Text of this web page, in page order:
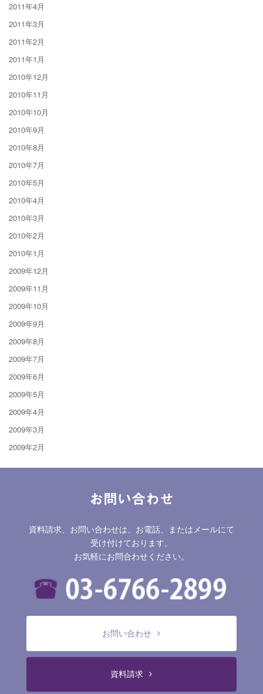
2011年4月
2011年3月
2011年2月
2011年1月
2010年12月
2010年11月
2010年10月
2010年9月
2010年8月
2010年7月
2010年5月
2010年4月
2010年3月
2010年2月
2010年1月
2009年12月
2009年11月
2009年10月
2009年9月
2009年8月
2009年7月
2009年6月
2009年5月
2009年4月
2009年3月
2009年2月
お問い合わせ
資料請求、お問い合わせは、お電話、またはメールにて
受け付けております。
お気軽にお問合わせください。
お問い合わせ
資料請求